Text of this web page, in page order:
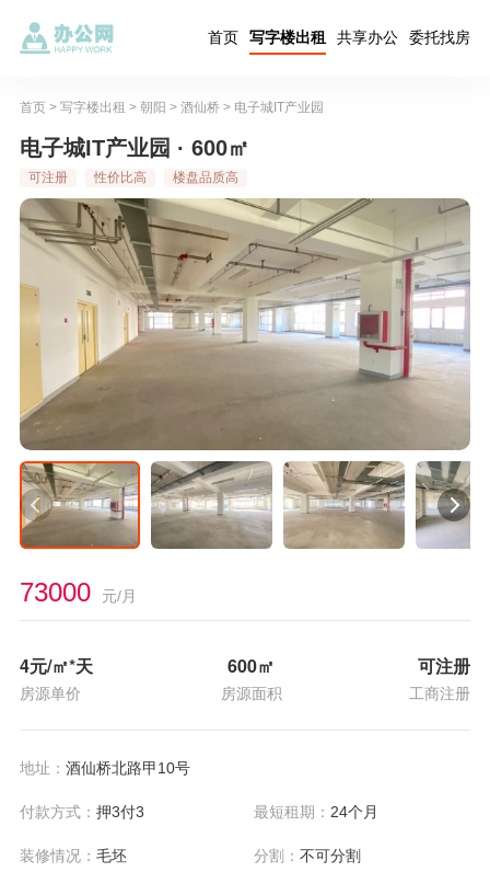
首页 写字楼出租 共享办公 委托找房
首页> 写字楼出租 > 朝阳 > 酒仙桥 > 电子城IT产业园
电子城IT产业园 · 600㎡
可注册 性价比高 楼盘品质高
73000 元/月
4元/㎡*天
房源单价
600㎡
房源面积
可注册
工商注册
地址： 酒仙桥北路甲10号
付款方式： 押3付3 最短租期： 24个月
装修情况： 毛坯 分割：不可分割